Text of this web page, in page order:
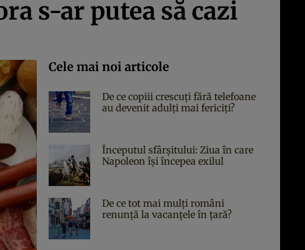
s-ar putea să cazi
Cele mai noi articole
De ce copiii crescuți fără telefoane
au devenit adulți mai fericiți?
Începutul sfârşitului: Ziua în care
Napoleon îşi începea exilul
De ce tot mai mulți români
renunță la vacanțele în țară?